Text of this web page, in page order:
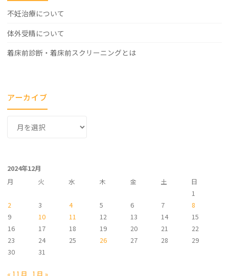
不妊治療について
体外受精について
着床前診断・着床前スクリーニングとは
アーカイブ
ブ
2024年12月
月
火 水 木 金 土
日
1
2
3 4 5 6 7
8
9
10 11 12 13 14
15
16
17 18 19 20 21
22
23
24 25 26 27 28
29
30
31
« 11月 1月 »